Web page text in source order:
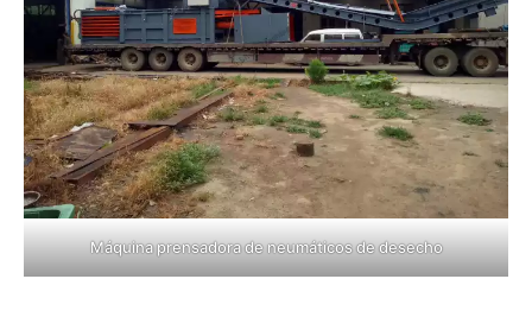
Máquina prensadora de neumáticos de desecho